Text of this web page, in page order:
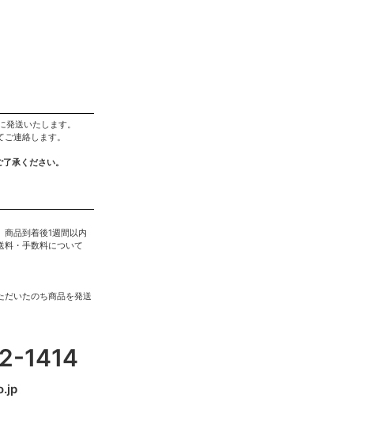
送いたします。
連絡します。
承ください。
商品到着後1週間以内
料・手数料について
だいたのち商品を発送
1414